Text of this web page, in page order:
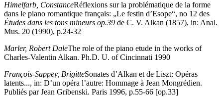
Himelfarb, ConstanceRéflexions sur la problématique de la forme
dans le piano romantique français: „Le festin d’Esope“, no 12 des
Études dans les tons mineurs op.39 de C. V. Alkan (1857), in: Anal.
Mus. 20 (1990), p.24-32
Marler, Robert DaleThe role of the piano etude in the works of
Charles-Valentin Alkan. Ph.D. U. of Cincinnati 1990
François-Sappey, BrigitteSonates d’Alkan et de Liszt: Opéras
latents..., in: D’un opéra l’autre: Hommage à Jean Mongrédien.
Publiés par Jean Gribenski. Paris 1996, p.55-66 [op.33]